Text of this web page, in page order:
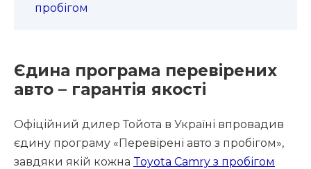
пробігом
Єдина програма перевірених
авто – гарантія якості
Офіційний дилер Тойота в Україні впровадив
єдину програму «Перевірені авто з пробігом»,
завдяки якій кожна Toyota Camry з пробігом